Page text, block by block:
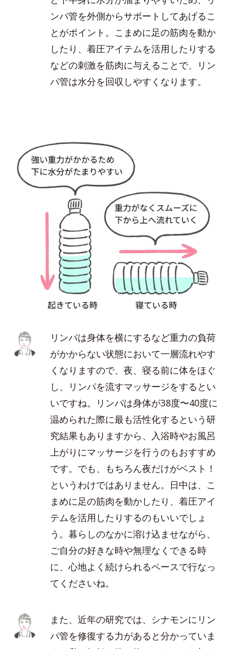
ンパ管を外側からサポートしてあげるこ
とがポイント。こまめに足の筋肉を動か
したり、着圧アイテムを活用したりする
などの刺激を筋肉に与えることで、リン
パ管は水分を回収しやすくなります。
リンパは身体を横にするなど重力の負荷
がかからない状態において一層流れやす
くなりますので、夜、寝る前に体をほぐ
し、リンパを流すマッサージをするとい
いですね。リンパは身体が38度〜40度に
温められた際に最も活性化するという研
究結果もありますから、入浴時やお風呂
上がりにマッサージを行うのもおすすめ
です。でも、もちろん夜だけがベスト！
というわけではありません。日中は、こ
まめに足の筋肉を動かしたり、着圧アイ
テムを活用したりするのもいいでしょ
う。暮らしのなかに溶け込ませながら、
ご自分の好きな時や無理なくできる時
に、心地よく続けられるペースで行なっ
てくださいね。
また、近年の研究では、シナモンにリン
パ管を修復する力があると分かっていま